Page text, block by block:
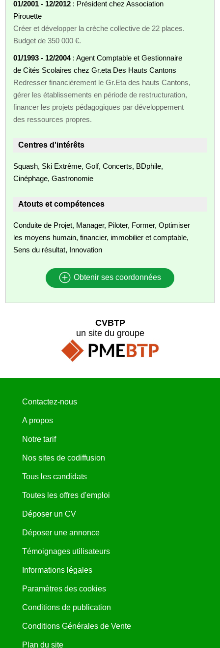
01/2001 - 12/2012 : Président chez Association
Pirouette
Créer et développer la crèche collective de 22 places.
Budget de 350 000 €.
01/1993 - 12/2004: Agent Comptable et Gestionnaire
de Cités Scolaires chez Gr.eta Des Hauts Cantons
Redresser financièrement le Gr.Eta des hauts Cantons,
gérer les établissements en période de restructuration,
financer les projets pédagogiques par développement
des ressources propres.
Centres d'intérêts
Squash, Ski Extrême, Golf, Concerts, BDphile,
Cinéphage, Gastronomie
Atouts et compétences
Conduite de Projet, Manager, Piloter, Former, Optimiser
les moyens humain, financier, immobilier et comptable,
Sens du résultat, Innovation
Obtenir ses coordonnées
CVBTP
un site du groupe
Contactez-nous
A propos
Notre tarif
Nos sites de codiffusion
Tous les candidats
Toutes les offres d'emploi
Déposer un CV
Déposer une annonce
Témoignages utilisateurs
Informations légales
Paramètres des cookies
Conditions de publication
Conditions Générales de Vente
Plan du site